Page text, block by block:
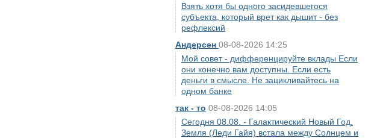
Взять хотя бы одного засидевшегося
субъекта, который врет как дышит - без
рефлексий
Андерсен 08-08-2026 14:25
Мой совет - дифференцируйте вклады Если
они конечно вам доступны. Если есть
деньги в смысле. Не зацикливайтесь на
одном банке
так - то 08-08-2026 14:05
Сегодня 08.08. - Галактический Новый Год.
Земля (Леди Гайя) встала между Солнцем и